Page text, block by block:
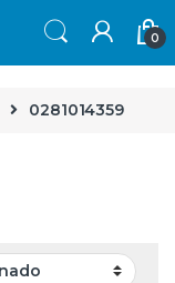
0
0281014359